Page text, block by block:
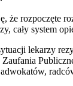
że rozpoczęte
cały system
lekarzy